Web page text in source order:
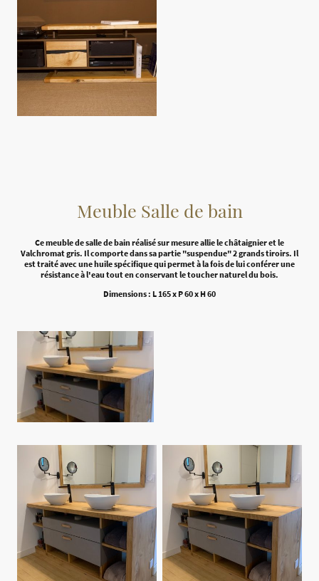
Meuble Salle de bain
Ce meuble de salle de bain réalisé sur mesure allie le châtaignier et le
Valchromat gris. Il comporte dans sa partie "suspendue" 2 grands tiroirs. Il
est traité avec une huile spécifique qui permet à la fois de lui conférer une
résistance à l'eau tout en conservant le toucher naturel du bois.
Dimensions : L 165 x P 60 x H 60